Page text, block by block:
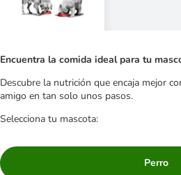
Encuentra la comida ideal para tu
Descubre la nutrición que encaja mejor
amigo en tan solo unos pasos.
Selecciona tu mascota:
Perro